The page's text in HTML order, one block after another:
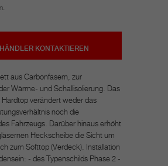
HÄNDLER KONTAKTIEREN
aus Carbonfasern, zur
Wärme- und Schallisolierung. Das
verändert weder das
noch die
Fahrzeugs. Darüber hinaus erhöht
Heckscheibe die Sicht um
zum Softtop (Verdeck). Installation
- des Typenschilds Phase 2 -